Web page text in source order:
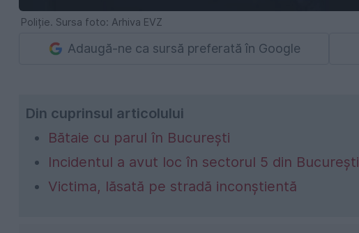
Poliție. Sursa foto: Arhiva EVZ
Adaugă-ne ca sursă preferată în Google
Din cuprinsul articolului
Bătaie cu parul în București
Incidentul a avut loc în sectorul 5 din București
Victima, lăsată pe stradă inconştientă